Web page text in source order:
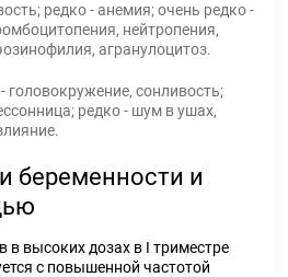
редко - анемия; очень редко -
нейтропения,
агранулоцитоз.
головокружение, сонливость;
редко - шум в ушах,
беременности и
в высоких дозах в I триместре
с повышенной частотой